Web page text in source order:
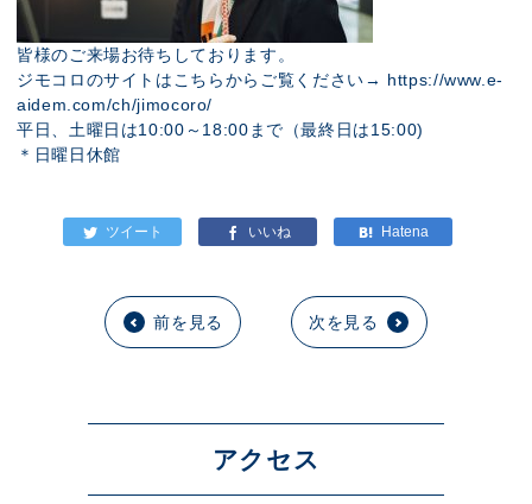
皆様のご来場お待ちしております。
ジモコロのサイトはこちらからご覧ください→ https://www.e-
aidem.com/ch/jimocoro/
平日、土曜日は10:00～18:00まで（最終日は15:00)
＊日曜日休館
前を見る 次を見る
アクセス